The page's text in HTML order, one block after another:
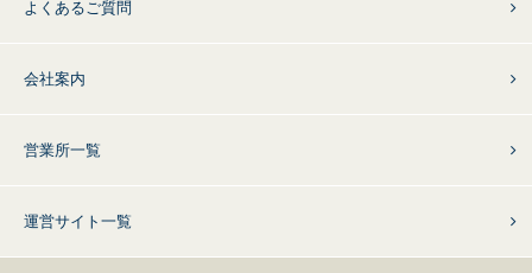
よくあるご質問
会社案内
営業所一覧
運営サイト一覧